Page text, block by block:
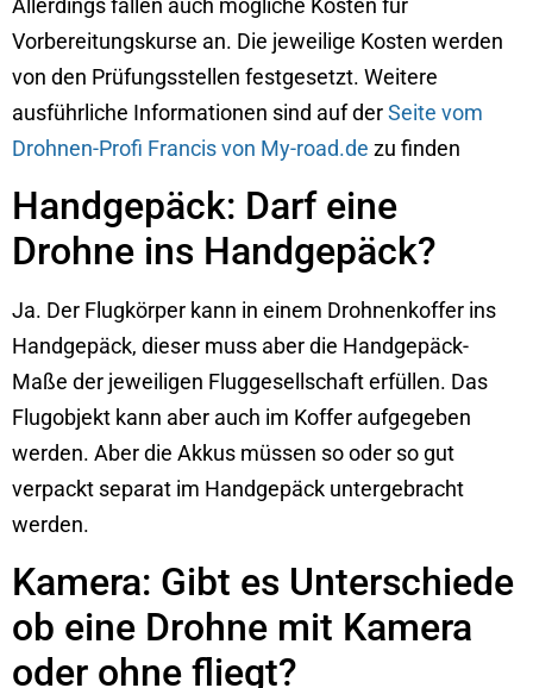
Vorbereitungskurse an. Die jeweilige Kosten werden
von den Prüfungsstellen festgesetzt. Weitere
ausführliche Informationen sind auf derSeite vom
Drohnen-Profi Francis von My-road.de zu finden
Handgepäck: Darf eine
Drohne ins Handgepäck?
Ja. Der Flugkörper kann in einem Drohnenkoffer ins
Handgepäck, dieser muss aber die Handgepäck-
Maße der jeweiligen Fluggesellschaft erfüllen. Das
Flugobjekt kann aber auch im Koffer aufgegeben
werden. Aber die Akkus müssen so oder so gut
verpackt separat im Handgepäck untergebracht
werden.
Kamera: Gibt es Unterschiede
ob eine Drohne mit Kamera
oder ohne fliegt?